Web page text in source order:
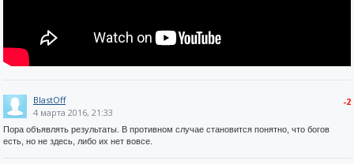
-2
BlastOff
4 марта 2016, 21:33
Пора объявлять результаты. В противном случае становится понятно, что богов
есть, но не здесь, либо их нет вовсе.